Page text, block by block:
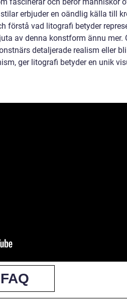
erbjuder en oändlig källa till
förstå vad litografi betyder
av denna konstform ännu mer.
detaljerade realism eller bli
ger litografi betyder en unik
FAQ